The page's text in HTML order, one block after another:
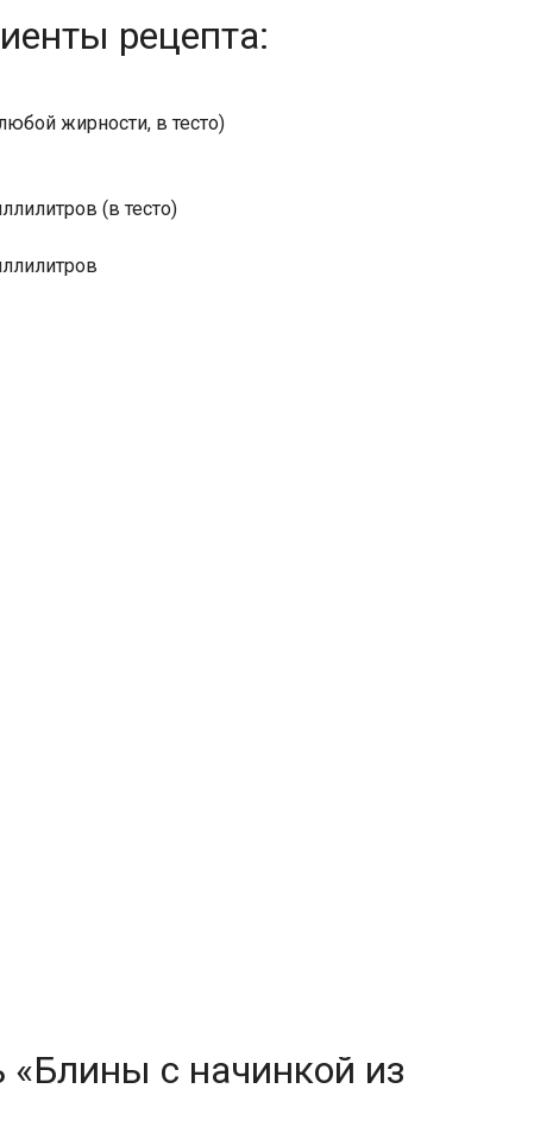
рецепта:
жирности, в тесто)
(в тесто)
«Блины с начинкой из